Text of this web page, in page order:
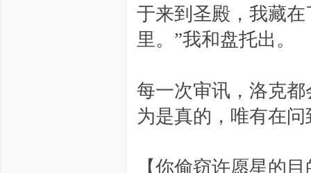
于来到圣殿，我藏
里。”我和盘托出。
每一次审讯，洛克
为是真的，唯有在
【你偷窃许愿星的